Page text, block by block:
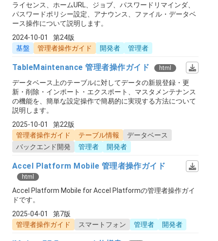
ライセンス、ホームURL、ジョブ、パスワードリマインダ、
パスワードポリシー設定、アナウンス、ファイル・データベ
ース操作について説明します。
2024-10-01
第24版
基盤
管理者操作ガイド 開発者 管理者
TableMaintenance 管理者操作ガイド html
データベース上のテーブルに対してデータの新規登録・更
新・削除・インポート・エクスポート、マスタメンテナンス
の機能を、簡単な設定操作で簡易的に実現する方法について
説明します。
2025-10-01
第22版
管理者操作ガイド
テーブル情報
データベース
バックエンド開発
管理者 開発者
Accel Platform Mobile 管理者操作ガイド
html
Accel Platform Mobile for Accel Platformの管理者操作ガイ
ドです。
2025-04-01
第7版
管理者操作ガイド
スマートフォン 管理者 開発者